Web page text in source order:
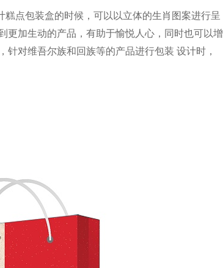
糕点包装盒的时候，可以以立体的生肖图案进行呈
更加生动的产品，有助于愉悦人心，同时也可以增
针对维吾尔族和回族等的产品进行包装 设计时，